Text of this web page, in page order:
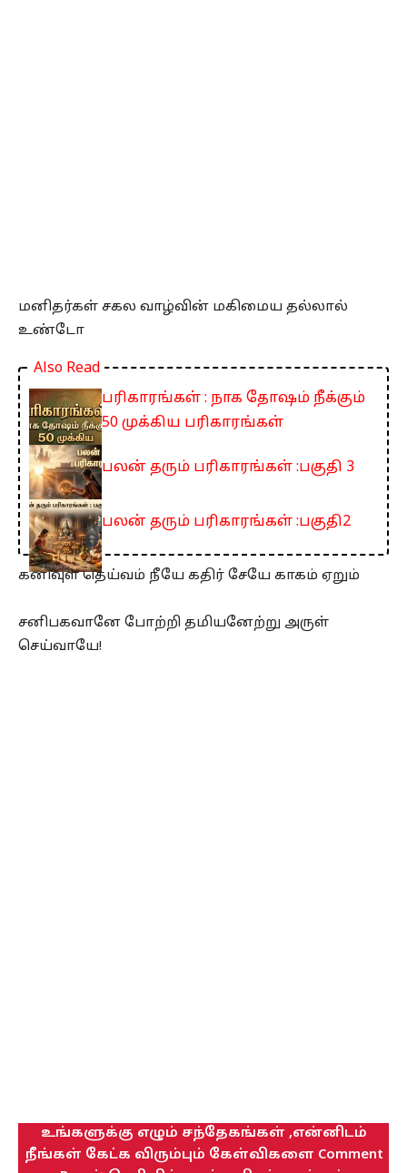
மனிதர்கள் சகல வாழ்வின் மகிமைய தல்லால்
உண்டோ
Also Read
பரிகாரங்கள் : நாக தோஷம் நீக்கும்
50 முக்கிய பரிகாரங்கள்
பலன் தரும் பரிகாரங்கள் :பகுதி 3
பலன் தரும் பரிகாரங்கள் :பகுதி2
கனிவுள தெய்வம் நீயே கதிர் சேயே காகம் ஏறும்
சனிபகவானே போற்றி தமியனேற்று அருள்
செய்வாயே!
உங்களுக்கு எழும் சந்தேகங்கள் ,என்னிடம்
நீங்கள் கேட்க விரும்பும் கேள்விகளை Comment